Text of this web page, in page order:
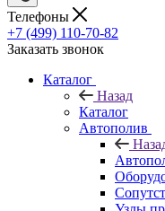
Телефоны
+7 (499) 110-70-82
Заказать звонок
Каталог
Назад
Каталог
Автополив